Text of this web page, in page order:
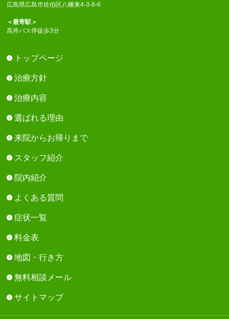
広島県広島市佐伯区八幡東4-3-8-6
＜最寄駅＞
高井バス停徒歩3分
トップページ
治療方針
治療内容
選ばれる理由
来院からお帰りまで
スタッフ紹介
院内紹介
よくある質問
症状一覧
料金表
地図・行き方
無料相談メール
サイトマップ